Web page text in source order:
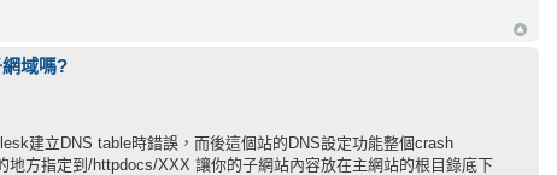
域嗎?
建立DNS table時錯誤，而後這個站的DNS設定功能整個crash
地方指定到/httpdocs/XXX 讓你的子網站內容放在主網站的根目錄底下